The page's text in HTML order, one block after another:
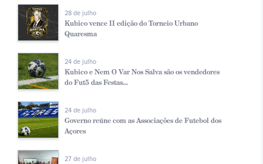
28 de julho
Kubico vence II edição do Torneio Urbano
Quaresma
24 de julho
Kubico e Nem O Var Nos Salva são os vendedores
do Fut5 das Festas...
24 de julho
Governo reúne com as Associações de Futebol dos
Açores
27 de julho